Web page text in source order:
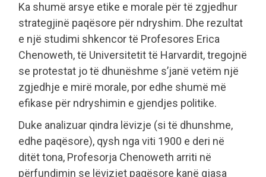
Ka shumë arsye etike e morale për të zgjedhur
strategjinë paqësore për ndryshim. Dhe rezultat
e një studimi shkencor të Profesores Erica
Chenoweth, të Universitetit të Harvardit, tregojnë
se protestat jo të dhunëshme s’janë vetëm një
zgjedhje e mirë morale, por edhe shumë më
efikase për ndryshimin e gjendjes politike.
Duke analizuar qindra lëvizje (si të dhunshme,
edhe paqësore), qysh nga viti 1900 e deri në
ditët tona, Profesorja Chenoweth arriti në
përfundimin se lëvizjet paqësore kanë gjasa